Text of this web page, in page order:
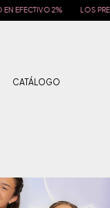
LOS PRECIOS MÁS BAJOS
CATÁLOGO